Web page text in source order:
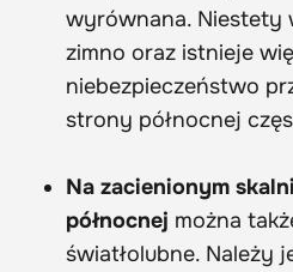
wyrównana. Niestety
zimno oraz istnieje
niebezpieczeństwo
strony północnej
Na zacienionym
północnej można
światłolubne. Należy